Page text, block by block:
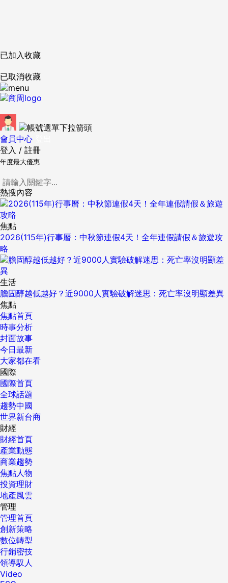
已加入收藏
已取消收藏
會員中心
登入 / 註冊
年度最大優惠
熱搜內容
焦點
2026(115年)行事曆：中秋節連假4天！全年連假請假＆旅遊攻
略
生活
膽固醇越低越好？近9000人實驗破解迷思：死亡率沒明顯差異
焦點
焦點首頁
時事分析
封面故事
今日最新
大家都在看
國際
國際首頁
全球話題
趨勢中國
世界新台商
財經
財經首頁
產業動態
商業趨勢
焦點人物
投資理財
地產風雲
管理
管理首頁
創新策略
數位轉型
行銷密技
領導馭人
Video